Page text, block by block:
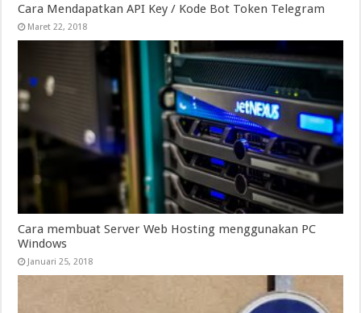
Cara Mendapatkan API Key / Kode Bot Token Telegram
Maret 22, 2018
Cara membuat Server Web Hosting menggunakan PC
Windows
Januari 25, 2018